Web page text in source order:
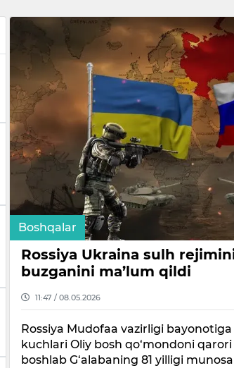
Boshqalar
Rossiya Ukraina sulh
buzganini ma’lum qildi
11:47 / 08.05.2026
Rossiya Mudofaa vazirligi bayonotiga
kuchlari Oliy bosh qo‘mondoni
boshlab G‘alabaning 81 yilligi